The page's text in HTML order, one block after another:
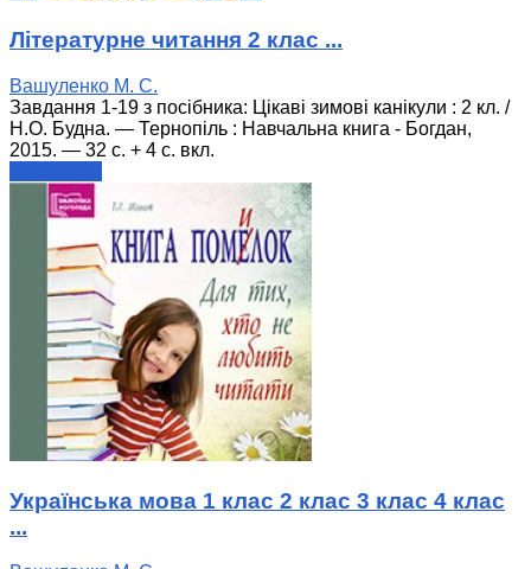
Літературне читання 2 клас ...
Вашуленко М. С.
Завдання 1-19 з посібника: Цікаві зимові канікули : 2 кл. /
Н.О. Будна. — Тернопіль : Навчальна книга - Богдан,
2015. — 32 с. + 4 с. вкл.
Українська мова 1 клас 2 клас 3 клас 4 клас
...